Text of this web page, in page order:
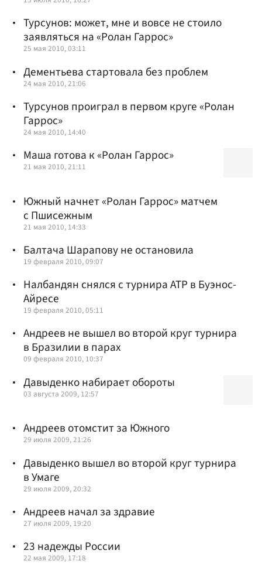
Турсунов: может, мне и вовсе не стоило
заявляться на «Ролан Гаррос»
25 мая 2010, 03:11
Дементьева стартовала без проблем
24 мая 2010, 21:06
Турсунов проиграл в первом круге «Ролан
Гаррос»
24 мая 2010, 14:40
Маша готова к «Ролан Гаррос»
21 мая 2010, 21:11
Южный начнет «Ролан Гаррос» матчем
с Пшисежным
21 мая 2010, 14:33
Балтача Шарапову не остановила
19 февраля 2010, 09:07
Налбандян снялся с турнира АТР в Буэнос-
Айресе
19 февраля 2010, 05:11
Андреев не вышел во второй круг турнира
в Бразилии в парах
09 февраля 2010, 10:37
Давыденко набирает обороты
03 августа 2009, 12:57
Андреев отомстит за Южного
29 июля 2009, 21:26
Давыденко вышел во второй круг турнира
в Умаге
29 июля 2009, 20:32
Андреев начал за здравие
27 июля 2009, 19:20
23 надежды России
22 мая 2009, 17:18